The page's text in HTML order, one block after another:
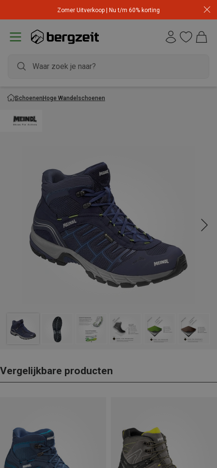
Zomer Uitverkoop | Nu t/m 60% korting
SchoenenHoge Wandelschoenen
Vergelijkbare producten